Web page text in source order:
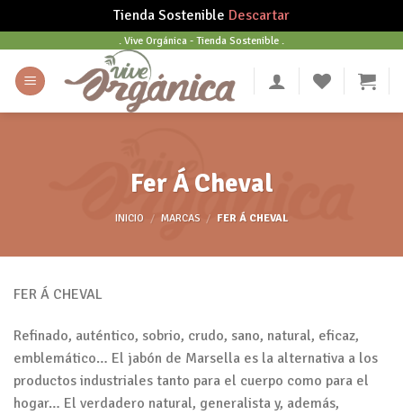
Tienda Sostenible Descartar
content
. Vive Orgánica - Tienda Sostenible .
Fer Á Cheval
INICIO / MARCAS / FER Á CHEVAL
FER Á CHEVAL
Refinado, auténtico, sobrio, crudo, sano, natural, eficaz,
emblemático… El jabón de Marsella es la alternativa a los
productos industriales tanto para el cuerpo como para el
hogar… El verdadero natural, generalista y, además,